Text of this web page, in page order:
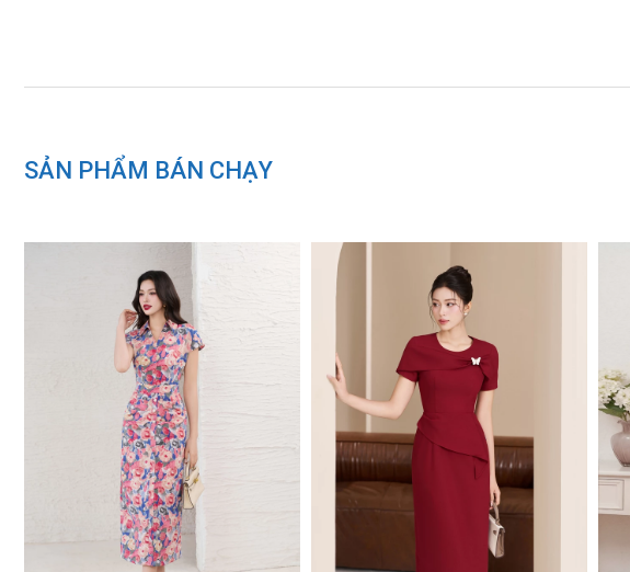
Đầm chân xòe cổ đổ , tay bồng, đai eo tết dây_ cài hoa
Dài 105-111 từ size S đến XL
Thông số sản phẩm
Size S: 37*85*66
Size L: 39*92*76
Size XL: 40*96*80
Thông số người mẫu
Cân nặng: 48kg
Vòng 1: 85 cm
Vòng 2: 61 cm
Vòng 3: 89 cm
Mặc size S
Hướng dẫn giặt là
SẢN PHẨM BÁN CHẠY